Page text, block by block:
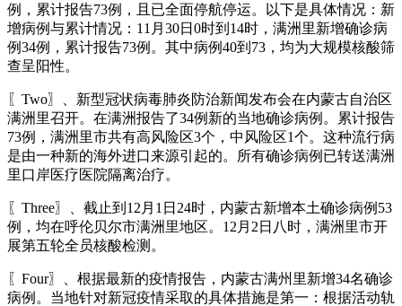
例，累计报告73例，且已全面停航停运。以下是具体情况：新
增病例与累计情况：11月30日0时到14时，满洲里新增确诊病
例34例，累计报告73例。其中病例40到73，均为大规模核酸筛
查呈阳性。
〖Two〗、新型冠状病毒肺炎防治新闻发布会在内蒙古自治区
满洲里召开。在满洲报告了34例新的当地确诊病例。累计报告
73例，满洲里市共有高风险区3个，中风险区1个。这种流行病
是由一种新的海外进口来源引起的。所有确诊病例已转送满洲
里口岸医疗医院隔离治疗。
〖Three〗、截止到12月1日24时，内蒙古新增本土确诊病例53
例，均在呼伦贝尔市满洲里地区。12月2日八时，满洲里市开
展第五轮全员核酸检测。
〖Four〗、根据最新的疫情报告，内蒙古满州里新增34名确诊
病例。当地针对新冠疫情采取的具体措施是第一：根据活动轨